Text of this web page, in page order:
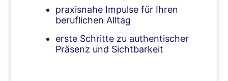
praxisnahe Impulse für Ihren
beruflichen Alltag
erste Schritte zu authentischer
Präsenz und Sichtbarkeit